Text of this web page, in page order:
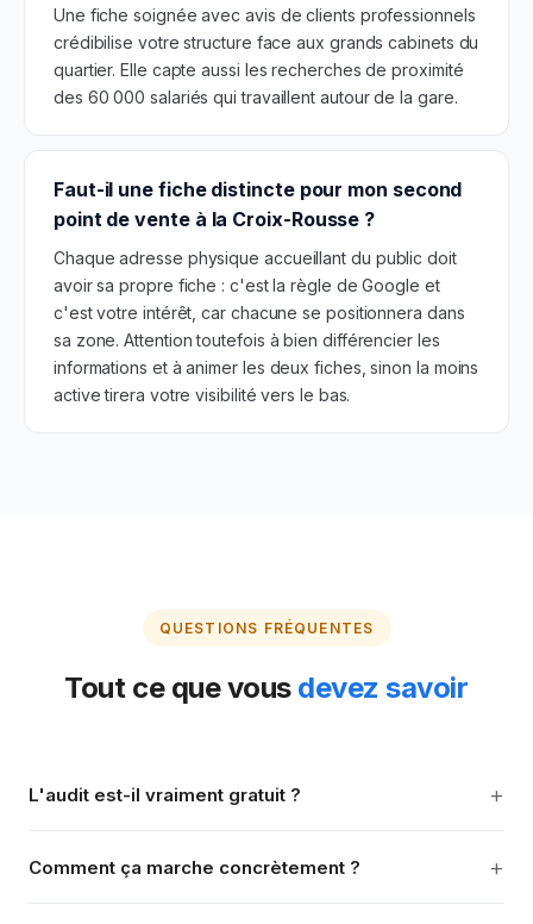
Une fiche soignée avec avis de clients professionnels
crédibilise votre structure face aux grands cabinets du
quartier. Elle capte aussi les recherches de proximité
des 60 000 salariés qui travaillent autour de la gare.
Faut-il une fiche distincte pour mon second
point de vente à la Croix-Rousse ?
Chaque adresse physique accueillant du public doit
avoir sa propre fiche : c'est la règle de Google et
c'est votre intérêt, car chacune se positionnera dans
sa zone. Attention toutefois à bien différencier les
informations et à animer les deux fiches, sinon la moins
active tirera votre visibilité vers le bas.
QUESTIONS FRÉQUENTES
Tout ce que vous devez savoir
L'audit est-il vraiment gratuit ? +
Comment ça marche concrètement ? +